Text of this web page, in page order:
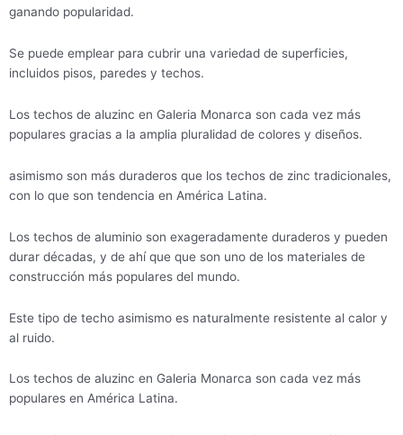
ganando popularidad.
Se puede emplear para cubrir una variedad de superficies,
incluidos pisos, paredes y techos.
Los techos de aluzinc en Galeria Monarca son cada vez más
populares gracias a la amplia pluralidad de colores y diseños.
asimismo son más duraderos que los techos de zinc tradicionales,
con lo que son tendencia en América Latina.
Los techos de aluminio son exageradamente duraderos y pueden
durar décadas, y de ahí que que son uno de los materiales de
construcción más populares del mundo.
Este tipo de techo asimismo es naturalmente resistente al calor y
al ruido.
Los techos de aluzinc en Galeria Monarca son cada vez más
populares en América Latina.